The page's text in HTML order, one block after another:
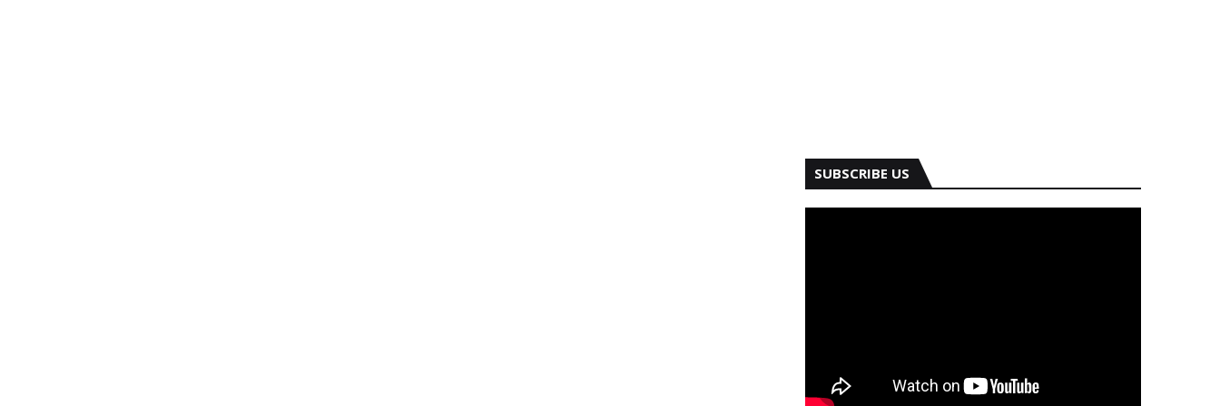
SUBSCRIBE US